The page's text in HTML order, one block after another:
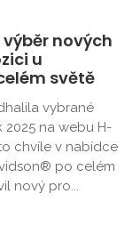
výběr nových
u
světě
vybrané
na webu H-
chvíle v nabídce
po celém
nový pro...